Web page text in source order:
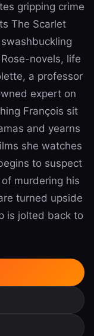
gripping crime
The Scarlet
novels, life
a professor
expert on
François sit
and yearns
she watches
to suspect
murdering his
turned upside
is jolted back to